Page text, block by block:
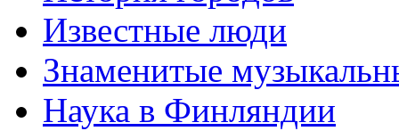
Известные люди
Знаменитые
Наука в Финляндии